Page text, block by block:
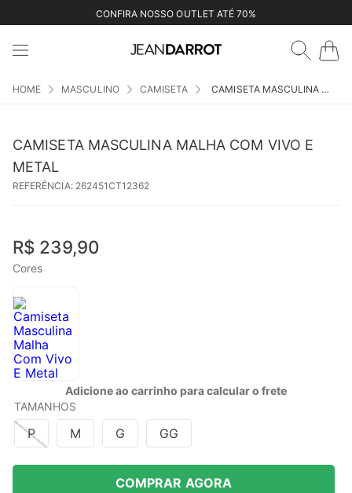
CONFIRA NOSSO OUTLET ATÉ 70%
MASCULINO CAMISETA CAMISETA MASCULINA MALHA COM VIVO E METAL
CAMISETA MASCULINA MALHA COM VIVO E
METAL
REFERÊNCIA: 262451CT12362
R$ 239,90
Cores
Adicione ao carrinho para calcular o frete
TAMANHOS
P M G GG
COMPRAR AGORA